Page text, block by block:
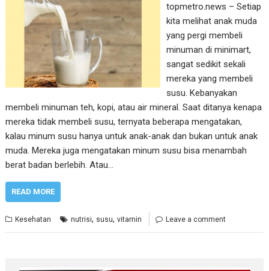
topmetro.news – Setiap
kita melihat anak muda
yang pergi membeli
minuman di minimart,
sangat sedikit sekali
mereka yang membeli
susu. Kebanyakan
membeli minuman teh, kopi, atau air mineral. Saat ditanya kenapa
mereka tidak membeli susu, ternyata beberapa mengatakan,
kalau minum susu hanya untuk anak-anak dan bukan untuk anak
muda. Mereka juga mengatakan minum susu bisa menambah
berat badan berlebih. Atau…
READ MORE
Kesehatan nutrisi, susu,vitamin Leave a comment